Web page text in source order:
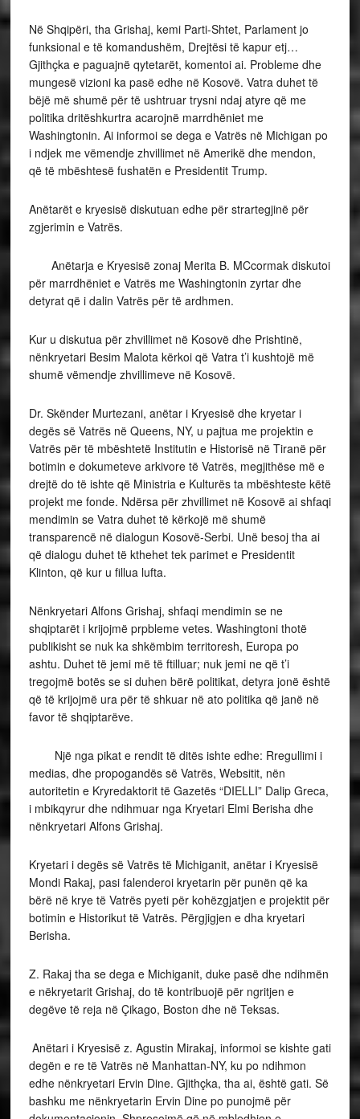
Në Shqipëri, tha Grishaj, kemi Parti-Shtet, Parlament jo
funksional e të komandushëm, Drejtësi të kapur etj…
Gjithçka e paguajnë qytetarët, komentoi ai. Probleme dhe
mungesë vizioni ka pasë edhe në Kosovë. Vatra duhet të
bëjë më shumë për të ushtruar trysni ndaj atyre që me
politika dritëshkurtra acarojnë marrdhëniet me
Washingtonin. Ai informoi se dega e Vatrës në Michigan po
i ndjek me vëmendje zhvillimet në Amerikë dhe mendon,
që të mbështesë fushatën e Presidentit Trump.
Anëtarët e kryesisë diskutuan edhe për strartegjinë për
zgjerimin e Vatrës.
Anëtarja e Kryesisë zonaj Merita B. MCcormak diskutoi
për marrdhëniet e Vatrës me Washingtonin zyrtar dhe
detyrat që i dalin Vatrës për të ardhmen.
Kur u diskutua për zhvillimet në Kosovë dhe Prishtinë,
nënkryetari Besim Malota kërkoi që Vatra t’i kushtojë më
shumë vëmendje zhvillimeve në Kosovë.
Dr. Skënder Murtezani, anëtar i Kryesisë dhe kryetar i
degës së Vatrës në Queens, NY, u pajtua me projektin e
Vatrës për të mbështetë Institutin e Historisë në Tiranë për
botimin e dokumeteve arkivore të Vatrës, megjithëse më e
drejtë do të ishte që Ministria e Kulturës ta mbështeste këtë
projekt me fonde. Ndërsa për zhvillimet në Kosovë ai shfaqi
mendimin se Vatra duhet të kërkojë më shumë
transparencë në dialogun Kosovë-Serbi. Unë besoj tha ai
që dialogu duhet të kthehet tek parimet e Presidentit
Klinton, që kur u fillua lufta.
Nënkryetari Alfons Grishaj, shfaqi mendimin se ne
shqiptarët i krijojmë prpbleme vetes. Washingtoni thotë
publikisht se nuk ka shkëmbim territoresh, Europa po
ashtu. Duhet të jemi më të ftilluar; nuk jemi ne që t’i
tregojmë botës se si duhen bërë politikat, detyra jonë është
që të krijojmë ura për të shkuar në ato politika që janë në
favor të shqiptarëve.
Një nga pikat e rendit të ditës ishte edhe: Rregullimi i
medias, dhe propogandës së Vatrës, Websitit, nën
autoritetin e Kryredaktorit të Gazetës “DIELLI” Dalip Greca,
i mbikqyrur dhe ndihmuar nga Kryetari Elmi Berisha dhe
nënkryetari Alfons Grishaj.
Kryetari i degës së Vatrës të Michiganit, anëtar i Kryesisë
Mondi Rakaj, pasi falenderoi kryetarin për punën që ka
bërë në krye të Vatrës pyeti për kohëzgjatjen e projektit për
botimin e Historikut të Vatrës. Përgjigjen e dha kryetari
Berisha.
Z. Rakaj tha se dega e Michiganit, duke pasë dhe ndihmën
e nëkryetarit Grishaj, do të kontribuojë për ngritjen e
degëve të reja në Çikago, Boston dhe në Teksas.
Anëtari i Kryesisë z. Agustin Mirakaj, informoi se kishte gati
degën e re të Vatrës në Manhattan-NY, ku po ndihmon
edhe nënkryetari Ervin Dine. Gjithçka, tha ai, është gati. Së
bashku me nënkryetarin Ervin Dine po punojmë për